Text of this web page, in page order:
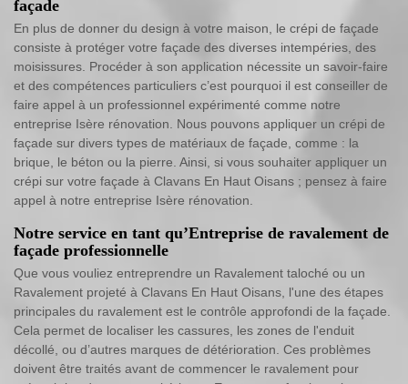
façade
En plus de donner du design à votre maison, le crépi de façade
consiste à protéger votre façade des diverses intempéries, des
moisissures. Procéder à son application nécessite un savoir-faire
et des compétences particuliers c’est pourquoi il est conseiller de
faire appel à un professionnel expérimenté comme notre
entreprise Isère rénovation. Nous pouvons appliquer un crépi de
façade sur divers types de matériaux de façade, comme : la
brique, le béton ou la pierre. Ainsi, si vous souhaiter appliquer un
crépi sur votre façade à Clavans En Haut Oisans ; pensez à faire
appel à notre entreprise Isère rénovation.
Notre service en tant qu’Entreprise de ravalement de
façade professionnelle
Que vous vouliez entreprendre un Ravalement taloché ou un
Ravalement projeté à Clavans En Haut Oisans, l'une des étapes
principales du ravalement est le contrôle approfondi de la façade.
Cela permet de localiser les cassures, les zones de l'enduit
décollé, ou d’autres marques de détérioration. Ces problèmes
doivent être traités avant de commencer le ravalement pour